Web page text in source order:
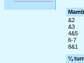
&2
&3
4&5
6-7
8&1
¼